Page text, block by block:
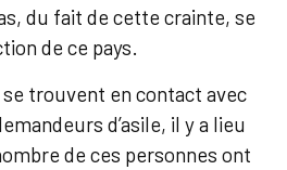
du fait de cette crainte, se
de ce pays.
trouvent en contact avec
d’asile, il y a lieu
de ces personnes ont